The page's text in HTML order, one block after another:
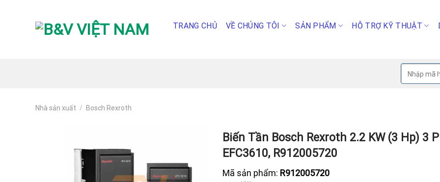
TRANG CHỦ VỀ CHÚNG TÔI SẢN PHẨM HỖ TRỢ KỸ THUẬT
Tìm
kiếm:
Nhà sản xuất / Bosch Rexroth
Biến Tần Bosch Rexroth 2.2 KW (3 Hp) 3
EFC3610, R912005720
Mã sản phẩm: R912005720